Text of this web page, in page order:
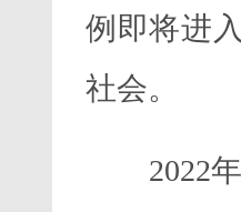
例即将进
社会。
2022